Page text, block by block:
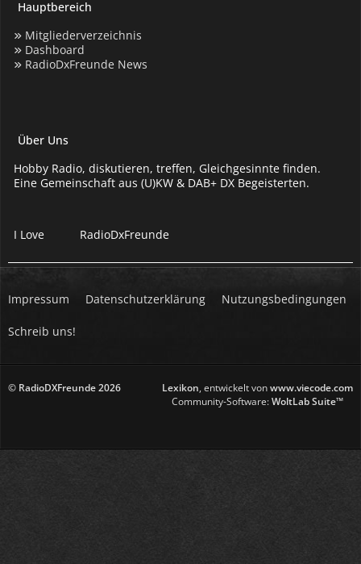
Hauptbereich
Mitgliederverzeichnis
Dashboard
RadioDxFreunde News
Über Uns
Hobby Radio, diskutieren, treffen, Gleichgesinnte finden.
Eine Gemeinschaft aus (U)KW & DAB+ DX Begeisterten.
I Love RadioDxFreunde
Impressum Datenschutzerklärung Nutzungsbedingungen
Schreib uns!
© RadioDXFreunde2026 Lexikon, entwickelt vonwww.viecode.com
Community-Software:WoltLab Suite™